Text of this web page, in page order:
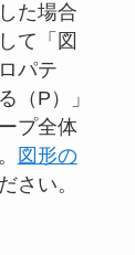
た場合
て「図
パテ
（P）」
プ全体
図形の
さい。